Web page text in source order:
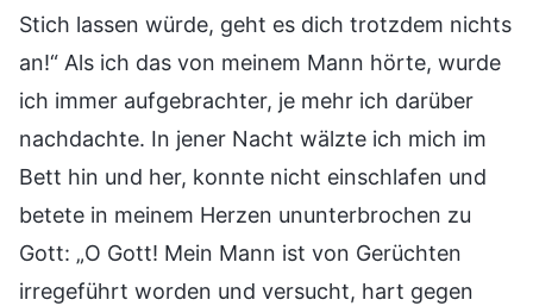
Stich lassen würde, geht es dich trotzdem nichts
an!“ Als ich das von meinem Mann hörte, wurde
ich immer aufgebrachter, je mehr ich darüber
nachdachte. In jener Nacht wälzte ich mich im
Bett hin und her, konnte nicht einschlafen und
betete in meinem Herzen ununterbrochen zu
Gott: „O Gott! Mein Mann ist von Gerüchten
irregeführt worden und versucht, hart gegen